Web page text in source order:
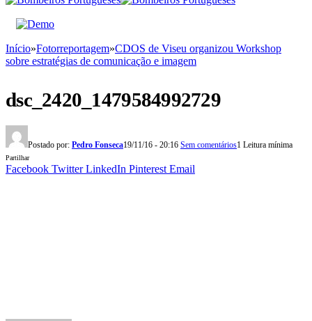
Início»Fotorreportagem»CDOS de Viseu organizou Workshop
sobre estratégias de comunicação e imagem
dsc_2420_1479584992729
Postado por: Pedro Fonseca19/11/16 - 20:16 Sem comentários1 Leitura mínima
Partilhar
Facebook Twitter LinkedIn Pinterest Email